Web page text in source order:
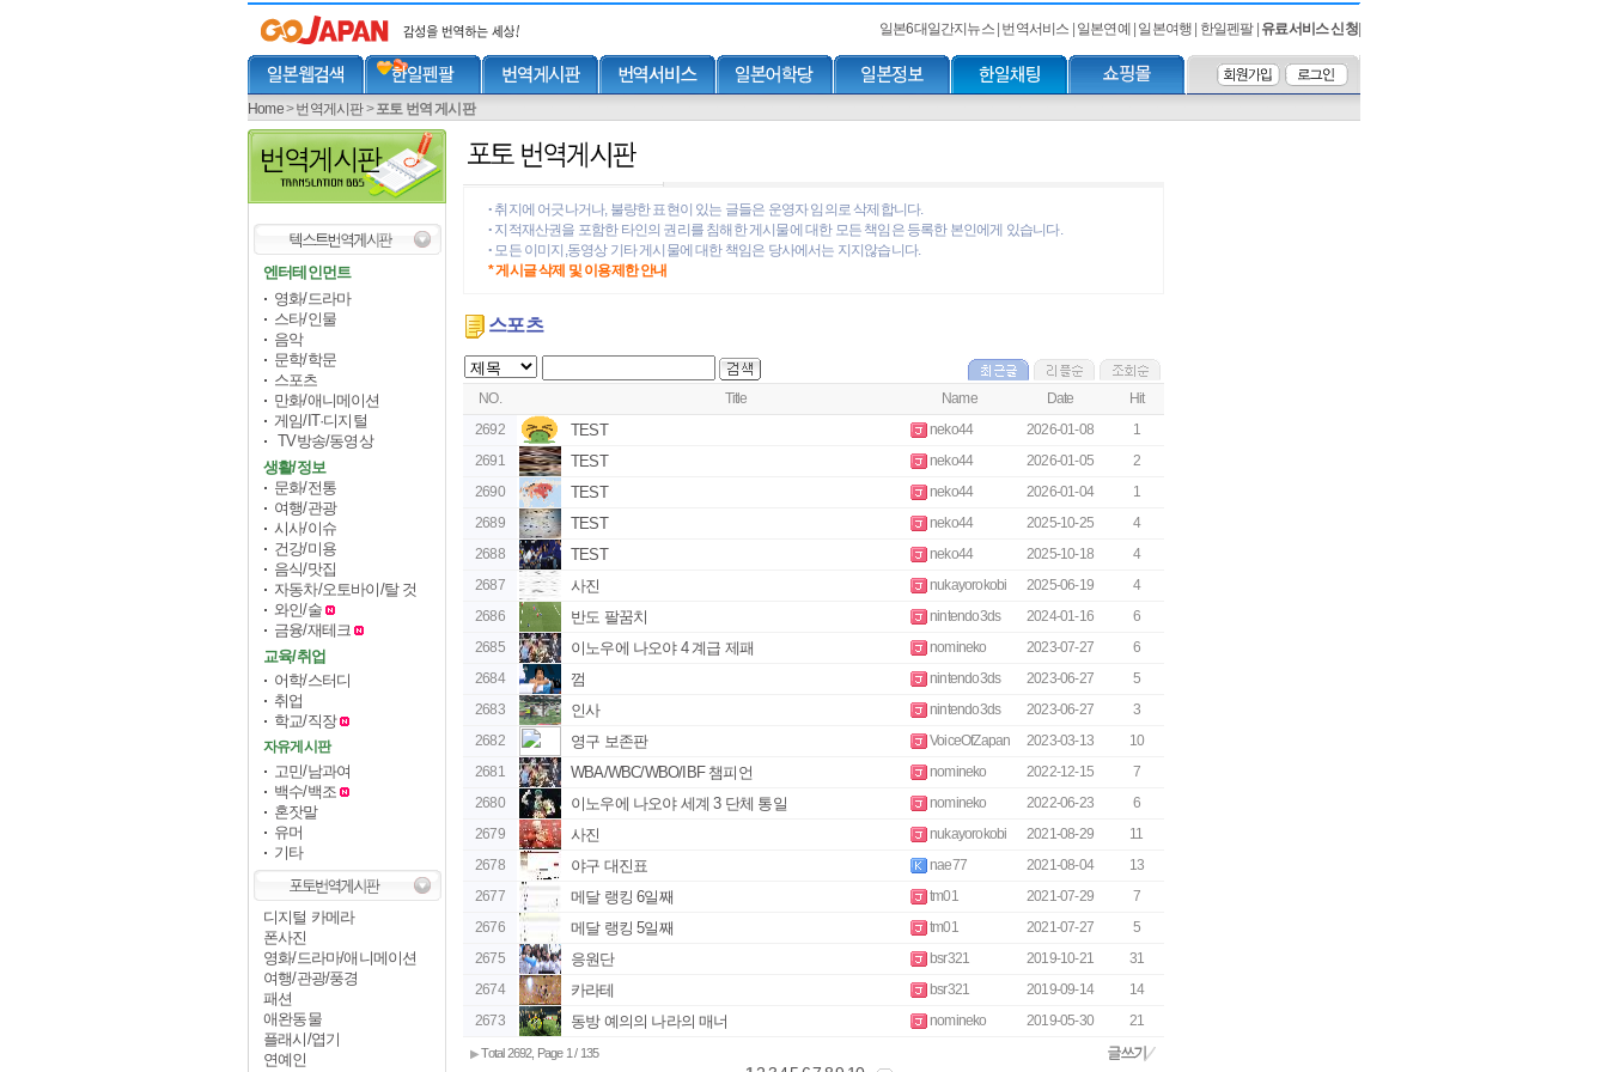
일본6대일간지뉴스| 번역서비스 일본연예 일본여행 한일펜팔 유료서비스 신청|
Home>번역게시판>포토 번역 게시판
엔터테인먼트
영화/드라마
스타/인물
음악
문학/학문
스포츠
만화/애니메이션
게임/IT·디지털
TV방송/동영상
생활/정보
문화/전통
여행/관광
시사/이슈
건강/미용
음식/맛집
자동차/오토바이/탈 것
와인/술
금융/재테크
교육/취업
어학/스터디
취업
학교/직장
자유게시판
고민/남과여
백수/백조
혼잣말
유머
기타
디지털 카메라
폰사진
영화/드라마/애니메이션
여행/관광/풍경
패션
애완동물
플래시/엽기
연예인
• 취지에 어긋나거나, 불량한 표현이 있는 글들은 운영자 임의로 삭제합니다.
• 지적재산권을 포함한 타인의 권리를 침해한 게시물에 대한 모든 책임은 등록한 본인에게 있습니다.
• 모든 이미지,동영상 기타 게시물에 대한 책임은 당사에서는 지지않습니다.
* 게시글 삭제 및 이용제한 안내
스포츠
NO. Title Name Date
Hit
2692
TEST neko44 2026-01-08
1
2691
TEST neko44 2026-01-05
2
2690
TEST neko44 2026-01-04
1
2689
TEST neko44 2025-10-25
4
2688
TEST neko44 2025-10-18
4
2687
사진 nukayorokobi 2025-06-19
4
2686
반도 팔꿈치 nintendo3ds 2024-01-16
6
2685
이노우에 나오야 4 계급 제패 nomineko 2023-07-27
6
2684
껌 nintendo3ds 2023-06-27
5
2683
인사 nintendo3ds 2023-06-27
3
2682
영구 보존판 VoiceOfZapan 2023-03-13
10
2681
WBA/WBC/WBO/IBF 챔피언 nomineko 2022-12-15
7
2680
이노우에 나오야 세계 3 단체 통일 nomineko 2022-06-23
6
2679
사진 nukayorokobi 2021-08-29
11
2678
야구 대진표 nae77 2021-08-04
13
2677
메달 랭킹 6일째 tm01 2021-07-29
7
2676
메달 랭킹 5일째 tm01 2021-07-27
5
2675
응원단 bsr321 2019-10-21
31
2674
카라테 bsr321 2019-09-14
14
2673
동방 예의의 나라의 매너 nomineko 2019-05-30 21
▶ Total 2692, Page 1 / 135